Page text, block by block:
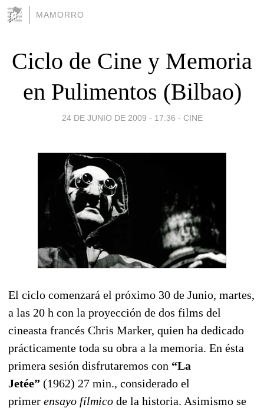
MAMORRO
Ciclo de Cine y Memoria
en Pulimentos (Bilbao)
24 DE JUNIO DE 2009 - 17:36 - CINE
El ciclo comenzará el próximo 30 de Junio, martes,
a las 20 h con la proyección de dos films del
cineasta francés Chris Marker, quien ha dedicado
prácticamente toda su obra a la memoria. En ésta
primera sesión disfrutaremos con “La
Jetée” (1962) 27 min., considerado el
primer ensayo fílmico de la historia. Asimismo se